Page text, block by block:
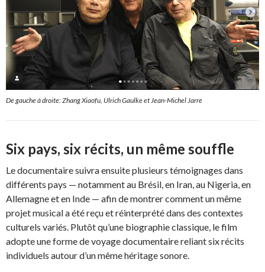
De gauche à droite: Zhang Xiaofu, Ulrich Gaulke et Jean-Michel Jarre
Six pays, six récits, un même souffle
Le documentaire suivra ensuite plusieurs témoignages dans
différents pays — notamment au Brésil, en Iran, au Nigeria, en
Allemagne et en Inde — afin de montrer comment un même
projet musical a été reçu et réinterprété dans des contextes
culturels variés. Plutôt qu’une biographie classique, le film
adopte une forme de voyage documentaire reliant six récits
individuels autour d’un même héritage sonore.